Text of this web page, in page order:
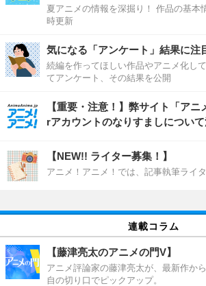
夏アニメの情報を深掘り！ 作品の基本
時更新
気になる「アンケート」結果に注
続編を作ってほしい作品やアニメ化し
てアンケート、その結果を公開
【重要・注意！】弊サイト「ア
rアカウントのなりすましについ
【NEW!! ライター募集！】
アニメ！アニメ！では、記事執筆ライ
連載コラム
【藤津亮太のアニメの門V】
アニメ評論家の藤津亮太が、最新作か
自の切り口でピックアップ。